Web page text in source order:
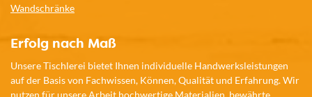
Wandschränke
Erfolg nach Maß
Unsere Tischlerei bietet Ihnen individuelle Handwerksleistungen
auf der Basis von Fachwissen, Können, Qualität und Erfahrung. Wir
nutzen für unsere Arbeit hochwertige Materialien, bewährte